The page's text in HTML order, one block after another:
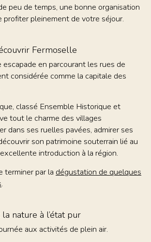
peu de temps, une bonne organisation
profiter pleinement de votre séjour.
Fermoselle
escapade en parcourant les rues de
considérée comme la capitale des
classé Ensemble Historique et
tout le charme des villages
dans ses ruelles pavées, admirer ses
son patrimoine souterrain lié au
introduction à la région.
terminer par la dégustation de quelques
.
nature à l’état pur
aux activités de plein air.